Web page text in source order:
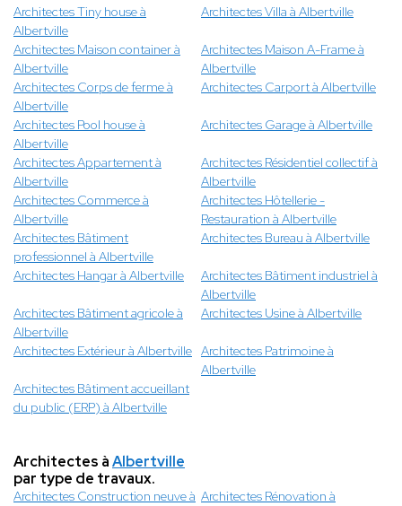
Architectes Tiny house à
Albertville
Architectes Villa à Albertville
Architectes Maison container à
Albertville
Architectes Maison A-Frame à
Albertville
Architectes Corps de ferme à
Albertville
Architectes Carport à Albertville
Architectes Pool house à
Albertville
Architectes Garage à Albertville
Architectes Appartement à
Albertville
Architectes Résidentiel collectif à
Albertville
Architectes Commerce à
Albertville
Architectes Hôtellerie -
Restauration à Albertville
Architectes Bâtiment
professionnel à Albertville
Architectes Bureau à Albertville
Architectes Hangar à Albertville
Architectes Bâtiment industriel à
Albertville
Architectes Bâtiment agricole à
Albertville
Architectes Usine à Albertville
Architectes Extérieur à Albertville Architectes Patrimoine à
Albertville
Architectes Bâtiment accueillant
du public (ERP) à Albertville
Architectes àAlbertville
par type de travaux.
Architectes Construction neuve à Architectes Rénovation à